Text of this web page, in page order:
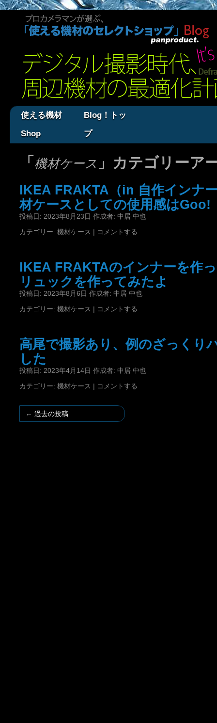
使える機材
Shop
Blog！トッ
プ
「 機材ケース 」カテゴリーア
IKEA FRAKTA（in 自作インナ
材ケースとしての使用感はGoo!
投稿日: 2023年8月23日 作成者: 中居 中也
カテゴリー: 機材ケース | コメントする
IKEA FRAKTAのインナーを作
リュックを作ってみたよ
投稿日: 2023年8月6日 作成者: 中居 中也
カテゴリー: 機材ケース | コメントする
高尾で撮影あり、例のざっくり
した
投稿日: 2023年4月14日 作成者: 中居 中也
カテゴリー: 機材ケース | コメントする
← 過去の投稿